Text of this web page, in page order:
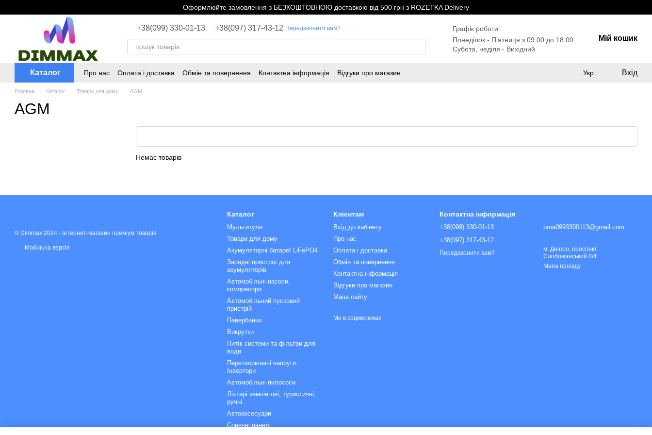
Оформлюйте замовлення з БЕЗКОШТОВНОЮ доставкою від 500 грн з ROZETKA Delivery
+38(099) 330-01-13 +38(097) 317-43-12 Передзвонити вам?
Графік роботи:
Понеділок - Пʼятниця з 09:00 до 18:00
Субота, неділя - Вихідний
Мій кошик
Каталог Про нас Оплата і доставка Обмін та повернення Контактна інформація Відгуки про магазин Укр Вхід
Головна Каталог Товари для дому AGM
AGM
Немає товарів
© Dimmax 2024 - Інтернет-магазин преміум товарів
Мобільна версія
Каталог
Мультитули
Товари для дому
Акумуляторні батареї LiFePO4
Зарядні пристрої для
акумуляторів
Автомобільні насоси,
компресори
Автомобільний пусковий
пристрій
Павербанки
Викрутки
Питні системи та фільтри для
води
Перетворювачі напруги.
Інвертори
Автомобільні пилососи
Ліхтарі кемпінгові, туристичні,
ручні
Автоаксесуари
Сонячні панелі
Клієнтам
Вхід до кабінету
Про нас
Оплата і доставка
Обмін та повернення
Контактна інформація
Відгуки про магазин
Мапа сайту
Ми в соцмережах
Контактна інформація
+38(099) 330-01-13
+38(097) 317-43-12
Передзвонити вам?
bma0993300113@gmail.com
м. Дніпро, проспект
Слобожанський 8/4
Мапа проїзду